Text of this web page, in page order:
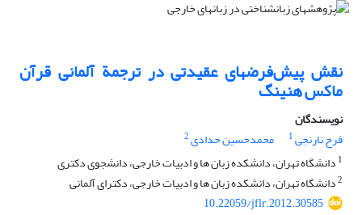
نقش پیش‌فرضهای عقیدتی در ترجمة آلمانی قرآن
ماکس هنینگ
نویسندگان
فرح نارنجی1 محمدحسین حدادی2
1 دانشگاه تهران، دانشکده زبان ها و ادبیات خارجی، دانشجوی دکتری
2دانشگاه تهران، دانشکده زبان ها و ادبیات خارجی، دکترای آلمانی
10.22059/jflr.2012.30585